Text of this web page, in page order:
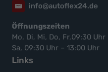
info@autoflex24.de
Öffnungszeiten
Mo, Di, Mi, Do, Fr,09:30 Uhr
Sa, 09:30 Uhr – 13:00 Uhr
Links